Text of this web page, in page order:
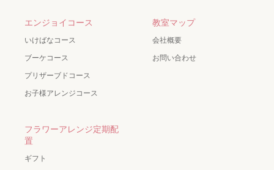
エンジョイコース
いけばなコース
ブーケコース
プリザーブドコース
お子様アレンジコース
教室マップ
会社概要
お問い合わせ
フラワーアレンジ定期配
置
ギフト